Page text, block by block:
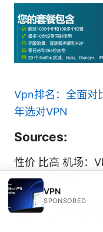
Vpn排名：全面对
年选对VPN
Sources:
性价 比高 机场：
省钱又更安全
三星vpn 设置与使
VPN
SPONSORED